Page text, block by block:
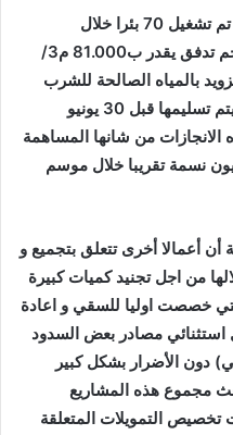
و في إطار هذا البرنامج الاستعجالي تم تشغيل 70 بئرا خلال
السداسي الأول من سنة 2021، بحجم تدفق يقدر ب81.000 م3/
آخر للتزويد بالمياه الصالحة للشرب
تعرف “وثيرة تقدم جيدة”، و التي سيتم تسليمها قبل 30 يونيو
من شانها المساهمة
توزيع المياه لفائدة 5 مليون نسمة تقريبا خلال موسم
أن أعمالا أخرى تتعلق بتجميع و
من اجل تجنيد كميات كبيرة
خصصت اوليا للسقي و اعادة
مصادر بعض السدود
دون الأضرار بشكل كبير
مجموع هذه المشاريع
التمويلات المتعلقة